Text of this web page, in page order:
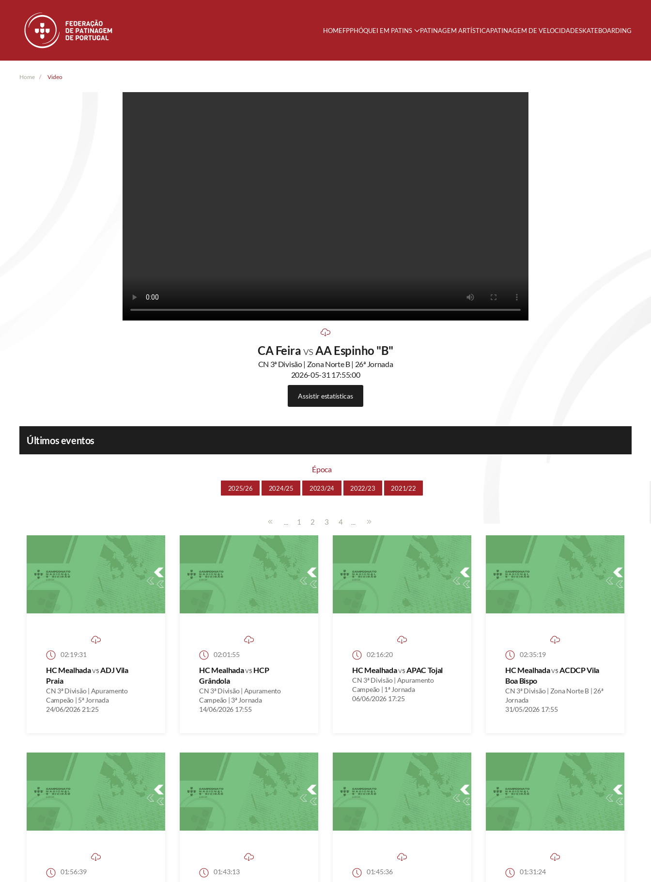
Skip to main content HOMEFPPHÓQUEI EM PATINS PATINAGEM ARTÍSTICAPATINAGEM DE VELOCIDADESKATEBOARDING
Home Video
CA FeiravsAA Espinho "B"
CN 3ª Divisão | Zona Norte B | 26ª Jornada
2026-05-31 17:55:00
Assistir estatísticas
Últimos eventos
Época
2025/26 2024/25 2023/24 2022/23 2021/22
... 1 2 3 4 ...
02:19:31
HC MealhadavsADJ Vila
Praia
CN 3ª Divisão | Apuramento
Campeão | 5ª Jornada
24/06/2026 21:25
02:01:55
HC Mealhadavs HCP
Grândola
CN 3ª Divisão | Apuramento
Campeão | 3ª Jornada
14/06/2026 17:55
02:16:20
HC MealhadavsAPAC Tojal
CN 3ª Divisão | Apuramento
Campeão | 1ª Jornada
06/06/2026 17:25
02:35:19
HC MealhadavsACDCP Vila
Boa Bispo
CN 3ª Divisão | Zona Norte B | 26ª
Jornada
31/05/2026 17:55
01:56:39 01:43:13 01:45:36 01:31:24